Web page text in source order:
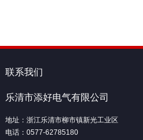
联系我们
乐清市添好电气有限公司
地址：浙江乐清市柳市镇新光工业区
电话：0577-62785180